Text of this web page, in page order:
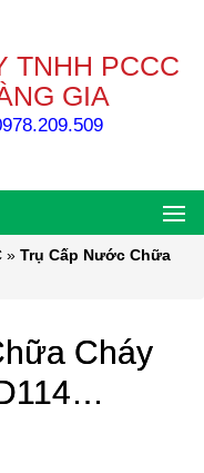
TNHH PCCC
GIA
» Trụ Cấp Nước Chữa
Cháy